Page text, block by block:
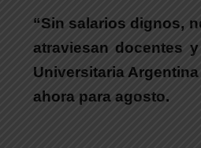
“Sin salarios dignos,
atraviesan docentes
Universitaria
ahora para agosto.